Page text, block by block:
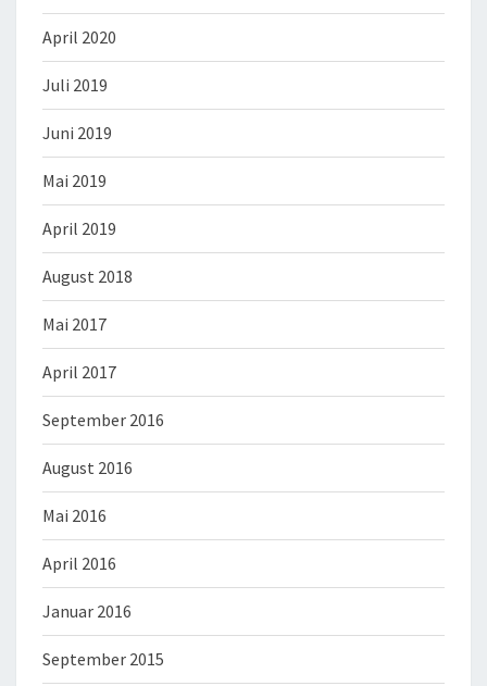
April 2020
Juli 2019
Juni 2019
Mai 2019
April 2019
August 2018
Mai 2017
April 2017
September 2016
August 2016
Mai 2016
April 2016
Januar 2016
September 2015